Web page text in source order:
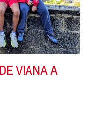
VIANA A